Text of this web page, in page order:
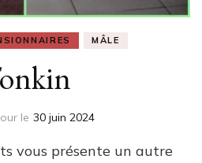
MÂLE
le 30 juin 2024
vous présente un autre